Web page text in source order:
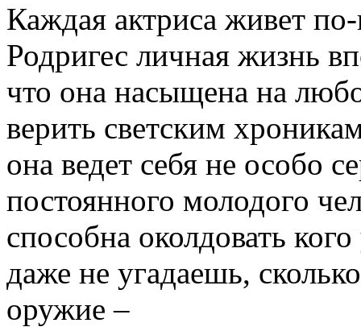
Каждая актриса живет
Родригес личная жизнь
что она насыщена на
верить светским
она ведет себя не особо
постоянного молодого
способна околдовать
даже не угадаешь,
оружие –